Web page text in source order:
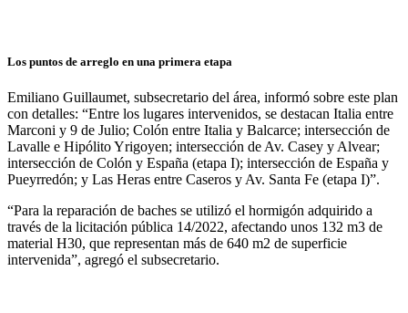
Los puntos de arreglo en una primera etapa
Emiliano Guillaumet, subsecretario del área, informó sobre este plan
con detalles: “Entre los lugares intervenidos, se destacan Italia entre
Marconi y 9 de Julio; Colón entre Italia y Balcarce; intersección de
Lavalle e Hipólito Yrigoyen; intersección de Av. Casey y Alvear;
intersección de Colón y España (etapa I); intersección de España y
Pueyrredón; y Las Heras entre Caseros y Av. Santa Fe (etapa I)”.
“Para la reparación de baches se utilizó el hormigón adquirido a
través de la licitación pública 14/2022, afectando unos 132 m3 de
material H30, que representan más de 640 m2 de superficie
intervenida”, agregó el subsecretario.